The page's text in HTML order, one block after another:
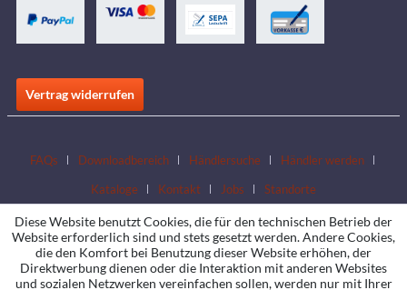
Vertrag widerrufen
FAQs Downloadbereich Händlersuche
Händler werden
Kataloge
Kontakt Jobs Standorte
Diese Website benutzt Cookies, die für den technischen Betrieb der
Website erforderlich sind und stets gesetzt werden. Andere Cookies,
die den Komfort bei Benutzung dieser Website erhöhen, der
Direktwerbung dienen oder die Interaktion mit anderen Websites
und sozialen Netzwerken vereinfachen sollen, werden nur mit Ihrer